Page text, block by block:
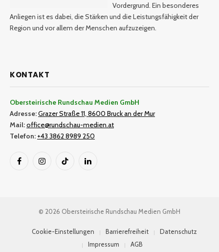
Vordergrund. Ein besonderes
Anliegen ist es dabei, die Stärken und die Leistungsfähigkeit der
Region und vor allem der Menschen aufzuzeigen.
KONTAKT
Obersteirische Rundschau Medien GmbH
Adresse:Grazer Straße 11, 8600 Bruck an der Mur
Mail:office@rundschau-medien.at
Telefon: +43 3862 8989 250
FacebookInstagramTikTok LinkedIn
© 2026 Obersteirische Rundschau Medien GmbH
Cookie-Einstellungen Barrierefreiheit
Datenschutz
Impressum
AGB